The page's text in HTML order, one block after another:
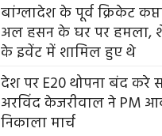
बांग्लादेश के पूर्व क्रिकेट
अल हसन के घर पर हमला,
के इवेंट में शामिल हुए थे
देश पर E20 थोपना बंद करे
अरविंद केजरीवाल ने PM
निकाला मार्च